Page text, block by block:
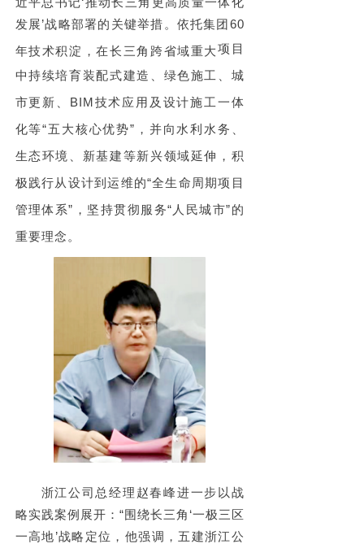
发展’战略部署的关键举措。依托集团60
年技术积淀，在长三角跨省域重大项目
中持续培育装配式建造、绿色施工、城
市更新、BIM技术应用及设计施工一体
化等“五大核心优势”，并向水利水务、
生态环境、新基建等新兴领域延伸，积
极践行从设计到运维的“全生命周期项目
管理体系”，坚持贯彻服务“人民城市”的
重要理念。
浙江公司总经理赵春峰进一步以战
略实践案例展开：“围绕长三角‘一极三区
一高地’战略定位， 他强调，五建浙江公